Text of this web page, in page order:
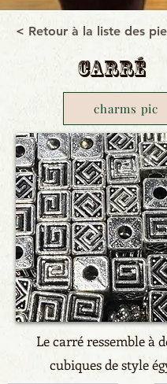
< Retour à la liste des
Carré
charms pic
Le carré ressemble à
cubiques de style